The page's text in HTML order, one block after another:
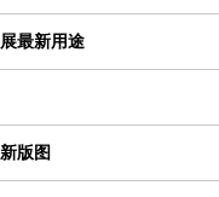
最新用途
版图